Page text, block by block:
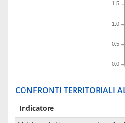
0.0
0.5
1.0
1.5
CONFRONTI TERRITORIALI
Indicatore